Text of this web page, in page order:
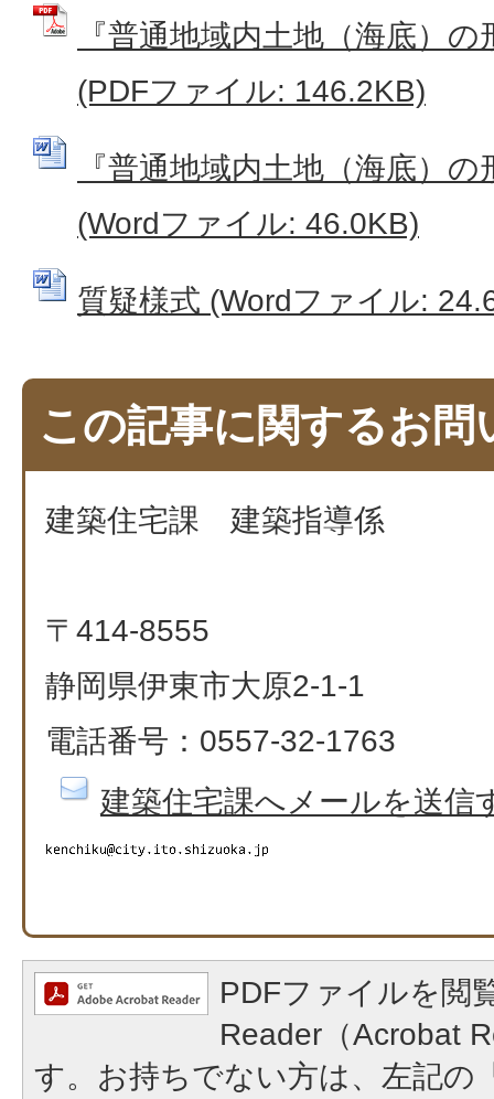
『普通地域内土地（海底）
(PDFファイル: 146.2KB)
『普通地域内土地（海底）
(Wordファイル: 46.0KB)
質疑様式 (Wordファイル:
この記事に関するお問
建築住宅課 建築指導係
〒414-8555
静岡県伊東市大原2-1-1
電話番号：0557-32-1763
建築住宅課へメールを送信
PDFファイルを閲
Reader（Acrobat
す。お持ちでない方は、左記の